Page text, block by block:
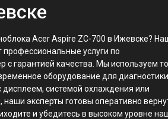
Acer Aspire ZC-700 в Ижевске?
услуги по
с гарантией качества. Мы используем
оборудование для
системой охлаждения или
эксперты готовы оперативно
и убедитесь в высоком уровне